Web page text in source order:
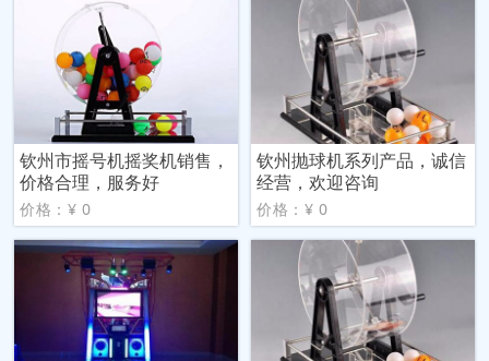
钦州市摇号机摇奖机销售，
价格合理，服务好
价格：¥ 0
钦州抛球机系列产品，诚信
经营，欢迎咨询
价格：¥ 0